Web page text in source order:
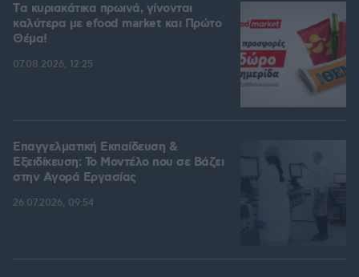
Tα κυριακάτικα πρωινά, γίνονται
καλύτερα με efood market και Πρώτο
Θέμα!
07.08.2026, 12:25
Επαγγελματική Εκπαίδευση &
Εξειδίκευση: Το Mοντέλο που σε Bάζει
στην Aγορά Eργασίας
26.07.2026, 09:54